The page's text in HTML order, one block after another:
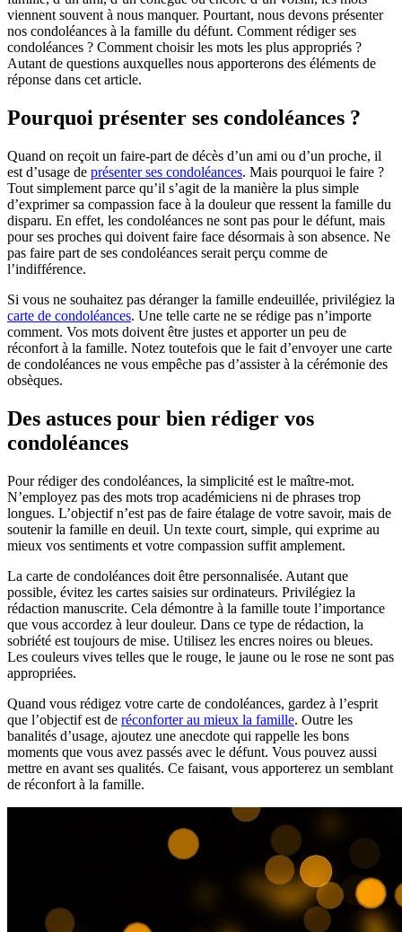
viennent souvent à nous manquer. Pourtant, nous devons présenter
nos condoléances à la famille du défunt. Comment rédiger ses
condoléances ? Comment choisir les mots les plus appropriés ?
Autant de questions auxquelles nous apporterons des éléments de
réponse dans cet article.
Pourquoi présenter ses condoléances ?
Quand on reçoit un faire-part de décès d’un ami ou d’un proche, il
est d’usage de présenter ses condoléances. Mais pourquoi le faire ?
Tout simplement parce qu’il s’agit de la manière la plus simple
d’exprimer sa compassion face à la douleur que ressent la famille du
disparu. En effet, les condoléances ne sont pas pour le défunt, mais
pour ses proches qui doivent faire face désormais à son absence. Ne
pas faire part de ses condoléances serait perçu comme de
l’indifférence.
Si vous ne souhaitez pas déranger la famille endeuillée, privilégiez la
carte de condoléances. Une telle carte ne se rédige pas n’importe
comment. Vos mots doivent être justes et apporter un peu de
réconfort à la famille. Notez toutefois que le fait d’envoyer une carte
de condoléances ne vous empêche pas d’assister à la cérémonie des
obsèques.
Des astuces pour bien rédiger vos
condoléances
Pour rédiger des condoléances, la simplicité est le maître-mot.
N’employez pas des mots trop académiciens ni de phrases trop
longues. L’objectif n’est pas de faire étalage de votre savoir, mais de
soutenir la famille en deuil. Un texte court, simple, qui exprime au
mieux vos sentiments et votre compassion suffit amplement.
La carte de condoléances doit être personnalisée. Autant que
possible, évitez les cartes saisies sur ordinateurs. Privilégiez la
rédaction manuscrite. Cela démontre à la famille toute l’importance
que vous accordez à leur douleur. Dans ce type de rédaction, la
sobriété est toujours de mise. Utilisez les encres noires ou bleues.
Les couleurs vives telles que le rouge, le jaune ou le rose ne sont pas
appropriées.
Quand vous rédigez votre carte de condoléances, gardez à l’esprit
que l’objectif est de réconforter au mieux la famille. Outre les
banalités d’usage, ajoutez une anecdote qui rappelle les bons
moments que vous avez passés avec le défunt. Vous pouvez aussi
mettre en avant ses qualités. Ce faisant, vous apporterez un semblant
de réconfort à la famille.